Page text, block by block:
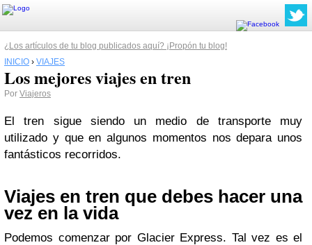
¿Los artículos de tu blog publicados aquí? ¡Propón tu blog!
INICIO › VIAJES
Los mejores viajes en tren
Por Viajeros
El tren sigue siendo un medio de transporte muy
utilizado y que en algunos momentos nos depara unos
fantásticos recorridos.
Viajes en tren que debes hacer una
vez en la vida
Podemos comenzar por Glacier Express. Tal vez es el